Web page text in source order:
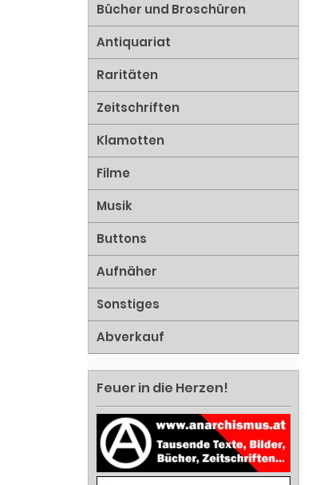
Bücher und Broschüren
Antiquariat
Raritäten
Zeitschriften
Klamotten
Filme
Musik
Buttons
Aufnäher
Sonstiges
Abverkauf
Feuer in die Herzen!